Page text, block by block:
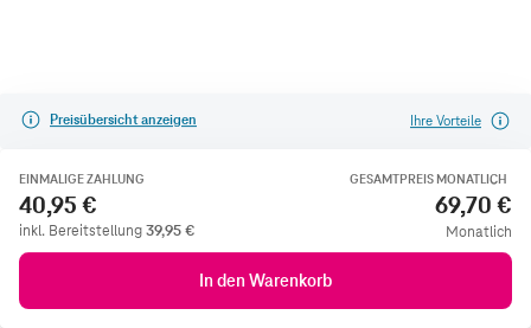
Preisübersicht anzeigen Ihre Vorteile
EINMALIGE ZAHLUNG
40,95 €
inkl. Bereitstellung39,95€
GESAMTPREIS MONATLICH
69,70 €
Monatlich
In den Warenkorb